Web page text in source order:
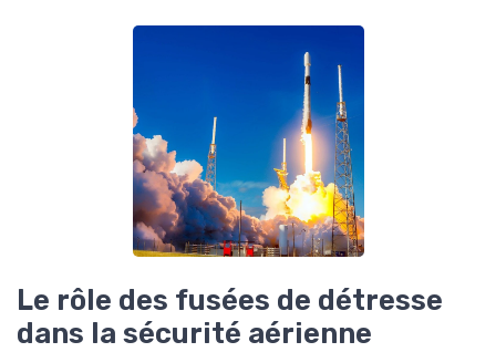
Le rôle des fusées de détresse
dans la sécurité aérienne